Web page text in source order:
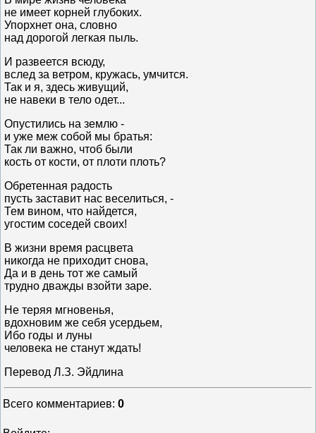
не имеет корней глубоких.
Упорхнет она, словно
над дорогой легкая пыль.
И развеется всюду,
вслед за ветром, кружась, умчится.
Так и я, здесь живущий,
не навеки в тело одет...
Опустились на землю -
и уже меж собой мы братья:
Так ли важно, чтоб были
кость от кости, от плоти плоть?
Обретенная радость
пусть заставит нас веселиться, -
Тем вином, что найдется,
угостим соседей своих!
В жизни время расцвета
никогда не приходит снова,
Да и в день тот же самый
трудно дважды взойти заре.
Не теряя мгновенья,
вдохновим же себя усердьем,
Ибо годы и луны
человека не станут ждать!
Перевод Л.З. Эйдлина
Всего комментариев: 0